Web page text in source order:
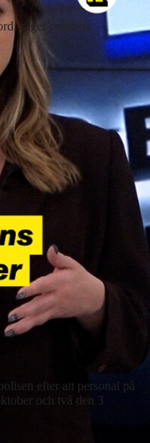
säger polisens
efter att personal på
och två den 3